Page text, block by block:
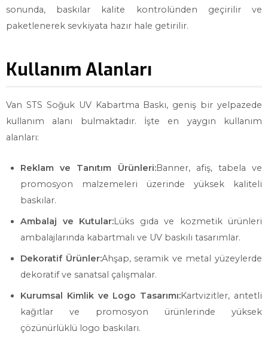
sonunda, baskılar kalite kontrolünden geçirilir ve
paketlenerek sevkiyata hazır hale getirilir.
Kullanım Alanları
Van STS Soğuk UV Kabartma Baskı, geniş bir yelpazede
kullanım alanı bulmaktadır. İşte en yaygın kullanım
alanları:
Reklam ve Tanıtım Ürünleri:Banner, afiş, tabela ve
promosyon malzemeleri üzerinde yüksek kaliteli
baskılar.
Ambalaj ve Kutular:Lüks gıda ve kozmetik ürünleri
ambalajlarında kabartmalı ve UV baskılı tasarımlar.
Dekoratif Ürünler:Ahşap, seramik ve metal yüzeylerde
dekoratif ve sanatsal çalışmalar.
Kurumsal Kimlik ve Logo Tasarımı:Kartvizitler, antetli
kağıtlar ve promosyon ürünlerinde yüksek
çözünürlüklü logo baskıları.